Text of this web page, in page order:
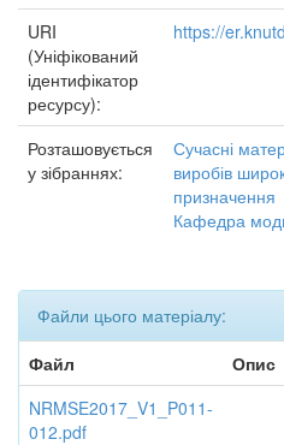
URI
(Уніфікований
ідентифікатор
ресурсу):
https://
Розташовується
у зібраннях:
Сучасні
виробів
призначення
Кафедра
Файли цього матеріалу:
Файл
Опис
NRMSE2017_V1_P011-
012.pdf